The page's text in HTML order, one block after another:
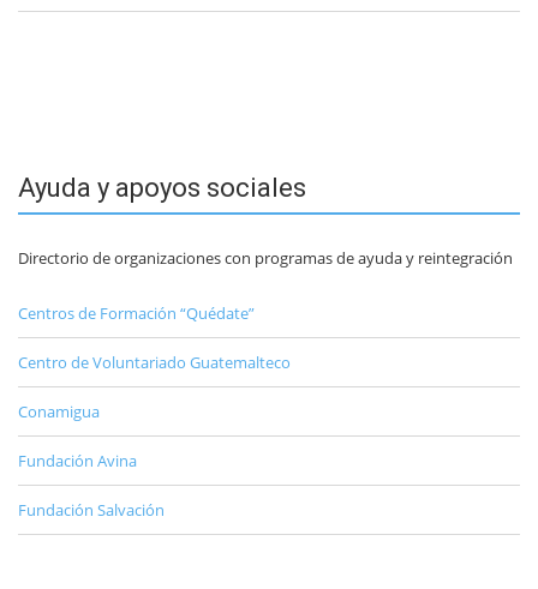
Ayuda y apoyos sociales
Directorio de organizaciones con programas de ayuda y reintegración
Centros de Formación “Quédate”
Centro de Voluntariado Guatemalteco
Conamigua
Fundación Avina
Fundación Salvación